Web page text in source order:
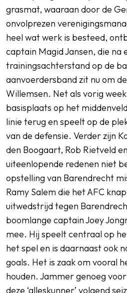
grasmat, waaraan door de
onvolprezen
heel wat werk is besteed,
captain Magid Jansen, die na
trainingsachterstand op de
aanvoerdersband zit nu om
Willemsen. Net als vorig
basisplaats op het
linie terug en speelt op de
van de defensie. Verder zijn
den Boogaart, Rob Rietveld
uiteenlopende redenen niet
opstelling van Barendrecht
Ramy Salem die het AFC
uitwedstrijd tegen
boomlange captain Joey
mee. Hij speelt centraal op
het spel en is daarnaast ook
goals. Het is zaak om vooral
houden. Jammer genoeg
deze ‘alleskunner’ volgend